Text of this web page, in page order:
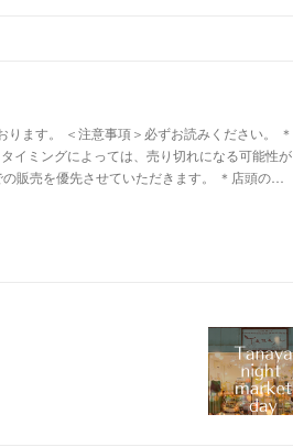
ます。 ＜注意事項＞必ずお読みください。 ＊
イミングによっては、売り切れになる可能性が
販売を優先させていただきます。 ＊店頭の…